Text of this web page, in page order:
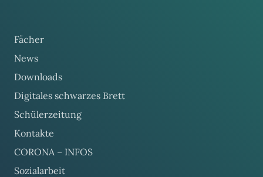
Fächer
News
Downloads
Digitales schwarzes Brett
Schülerzeitung
Kontakte
CORONA – INFOS
Sozialarbeit